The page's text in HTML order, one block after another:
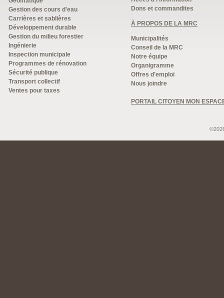
Gestion des cours d'eau
Carrières et sablières
Développement durable
Gestion du milieu forestier
Ingénierie
Inspection municipale
Programmes de rénovation
Sécurité publique
Transport collectif
Ventes pour taxes
Dons et commandites
À PROPOS DE LA MRC
Municipalités
Conseil de la MRC
Notre équipe
Organigramme
Offres d'emploi
Nous joindre
PORTAIL CITOYEN MON